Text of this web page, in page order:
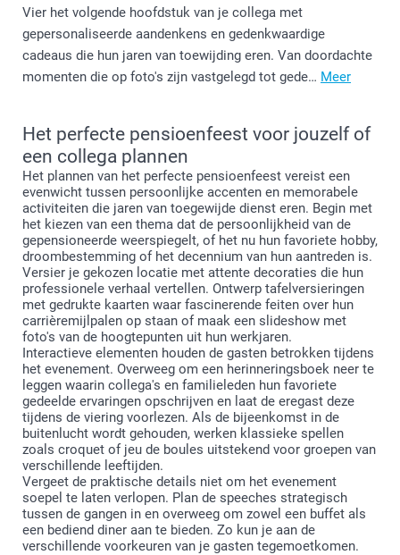
Vier het volgende hoofdstuk van je collega met
gepersonaliseerde aandenkens en gedenkwaardige
cadeaus die hun jaren van toewijding eren. Van doordachte
momenten die op foto's zijn vastgelegd tot gede… Meer
Het perfecte pensioenfeest voor jouzelf of
een collega plannen
Het plannen van het perfecte pensioenfeest vereist een
evenwicht tussen persoonlijke accenten en memorabele
activiteiten die jaren van toegewijde dienst eren. Begin met
het kiezen van een thema dat de persoonlijkheid van de
gepensioneerde weerspiegelt, of het nu hun favoriete hobby,
droombestemming of het decennium van hun aantreden is.
Versier je gekozen locatie met attente decoraties die hun
professionele verhaal vertellen. Ontwerp tafelversieringen
met gedrukte kaarten waar fascinerende feiten over hun
carrièremijlpalen op staan of maak een slideshow met
foto's van de hoogtepunten uit hun werkjaren.
Interactieve elementen houden de gasten betrokken tijdens
het evenement. Overweeg om een herinneringsboek neer te
leggen waarin collega's en familieleden hun favoriete
gedeelde ervaringen opschrijven en laat de eregast deze
tijdens de viering voorlezen. Als de bijeenkomst in de
buitenlucht wordt gehouden, werken klassieke spellen
zoals croquet of jeu de boules uitstekend voor groepen van
verschillende leeftijden.
Vergeet de praktische details niet om het evenement
soepel te laten verlopen. Plan de speeches strategisch
tussen de gangen in en overweeg om zowel een buffet als
een bediend diner aan te bieden. Zo kun je aan de
verschillende voorkeuren van je gasten tegemoetkomen.